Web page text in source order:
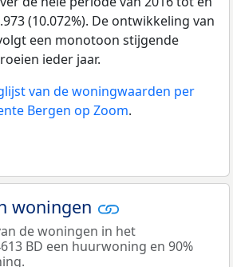
(10.072%). De ontwikkeling van
een monotoon stijgende
ieder jaar.
van de woningwaarden per
Bergen op Zoom.
woningen
de woningen in het
BD een huurwoning en 90%